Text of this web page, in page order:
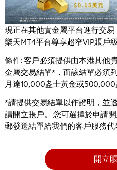
現正在其他貴金屬平台進行交
樂天MT4平台尊享超窄VIP賬戶
條件: 客戶必須提供由本港其他
金屬交易結單*，而該結單必須
月達10,000盎士黃金或500,000
*請提供交易結單以作證明，並
請開立賬戶。 您可選擇於申請
郵發送結單給我們的客戶服務代
開立